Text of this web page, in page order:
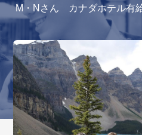
参加者体験談
よくある質問
+ お申込のご案内
+ 会社情報
カウンセラー募集
M・Nさん カナダホテル有